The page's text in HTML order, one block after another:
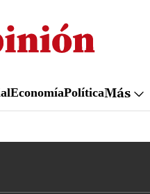
EconomíaPolíticaMás